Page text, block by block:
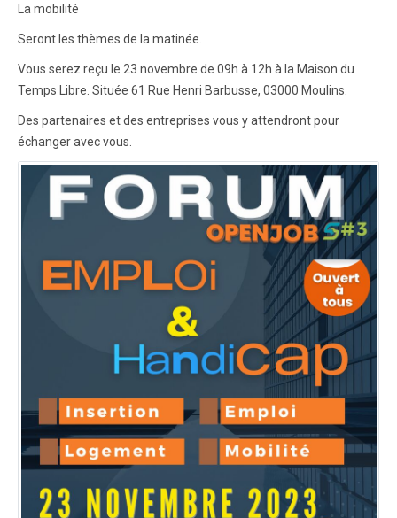
La mobilité
Seront les thèmes de la matinée.
Vous serez reçu le 23 novembre de 09h à 12h à la Maison du
Temps Libre. Située 61 Rue Henri Barbusse, 03000 Moulins.
Des partenaires et des entreprises vous y attendront pour
échanger avec vous.